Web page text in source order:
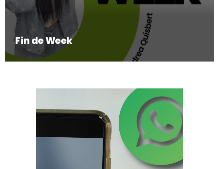
Fin de Week